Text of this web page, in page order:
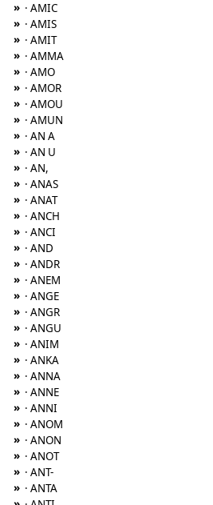
» · AMIC
» · AMIS
» · AMIT
» · AMMA
» · AMO
» · AMOR
» · AMOU
» · AMUN
» · AN A
» · AN U
» · AN,
» · ANAS
» · ANAT
» · ANCH
» · ANCI
» · AND
» · ANDR
» · ANEM
» · ANGE
» · ANGR
» · ANGU
» · ANIM
» · ANKA
» · ANNA
» · ANNE
» · ANNI
» · ANOM
» · ANON
» · ANOT
» · ANT-
» · ANTA